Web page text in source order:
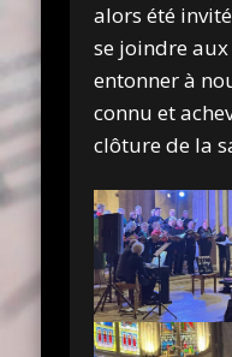
alors été
se joindre
entonner à
connu et
clôture de la